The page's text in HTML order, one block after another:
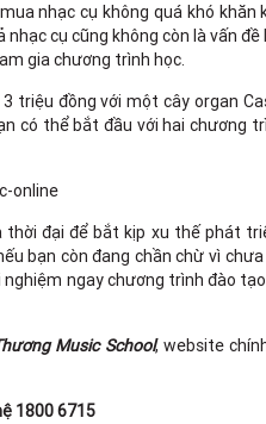
nhạc cụ không quá khó khăn
cụ cũng không còn là vấn
gia chương trình học.
triệu đồng với một cây organ
có thể bắt đầu với hai chương
đại để bắt kịp xu thế phát
bạn còn đang chần chừ vì
ngay chương trình đào
Music School, website
1800 6715